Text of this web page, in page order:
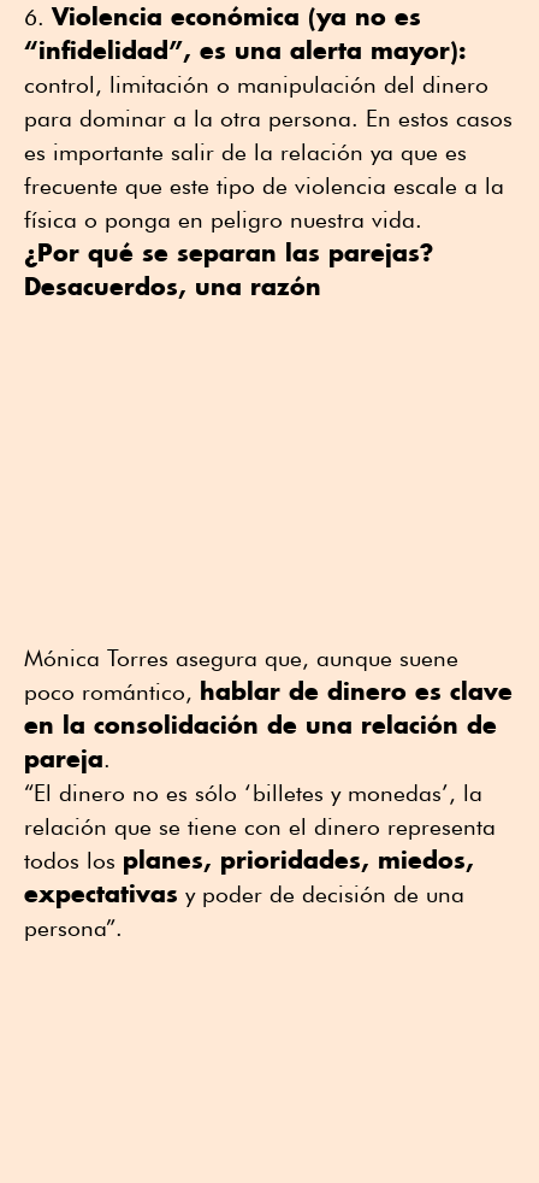
Violencia económica (ya no es
“infidelidad”, es una alerta mayor):
control, limitación o manipulación del dinero
para dominar a la otra persona. En estos casos
es importante salir de la relación ya que es
frecuente que este tipo de violencia escale a la
física o ponga en peligro nuestra vida.
¿Por qué se separan las parejas?
Desacuerdos, una razón
Mónica Torres asegura que, aunque suene
poco romántico, hablar de dinero es clave
en la consolidación de una relación de
pareja.
“El dinero no es sólo ‘billetes y monedas’, la
relación que se tiene con el dinero representa
todos los planes, prioridades, miedos,
expectativas y poder de decisión de una
persona”.